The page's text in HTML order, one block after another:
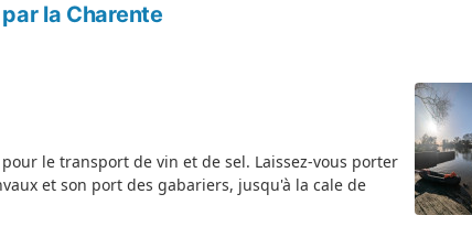
la Charente
le transport de vin et de sel. Laissez-vous porter
et son port des gabariers, jusqu'à la cale de